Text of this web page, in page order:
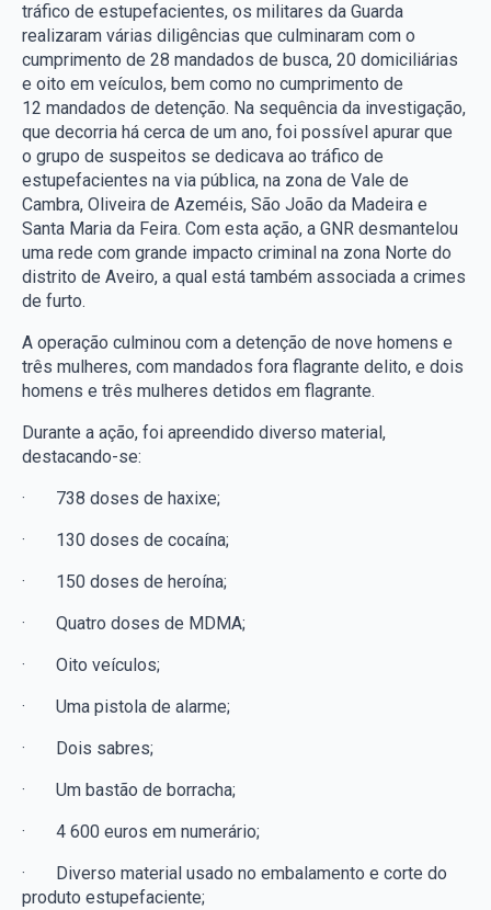
tráfico de estupefacientes, os militares da Guarda
realizaram várias diligências que culminaram com o
cumprimento de 28 mandados de busca, 20 domiciliárias
e oito em veículos, bem como no cumprimento de
12 mandados de detenção. Na sequência da investigação,
que decorria há cerca de um ano, foi possível apurar que
o grupo de suspeitos se dedicava ao tráfico de
estupefacientes na via pública, na zona de Vale de
Cambra, Oliveira de Azeméis, São João da Madeira e
Santa Maria da Feira. Com esta ação, a GNR desmantelou
uma rede com grande impacto criminal na zona Norte do
distrito de Aveiro, a qual está também associada a crimes
de furto.
A operação culminou com a detenção de nove homens e
três mulheres, com mandados fora flagrante delito, e dois
homens e três mulheres detidos em flagrante.
Durante a ação, foi apreendido diverso material,
destacando-se:
· 738 doses de haxixe;
· 130 doses de cocaína;
· 150 doses de heroína;
· Quatro doses de MDMA;
· Oito veículos;
· Uma pistola de alarme;
· Dois sabres;
· Um bastão de borracha;
· 4 600 euros em numerário;
· Diverso material usado no embalamento e corte do
produto estupefaciente;